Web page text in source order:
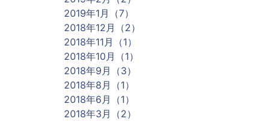
2019年1月（7）
2018年12月（2）
2018年11月（1）
2018年10月（1）
2018年9月（3）
2018年8月（1）
2018年6月（1）
2018年3月（2）